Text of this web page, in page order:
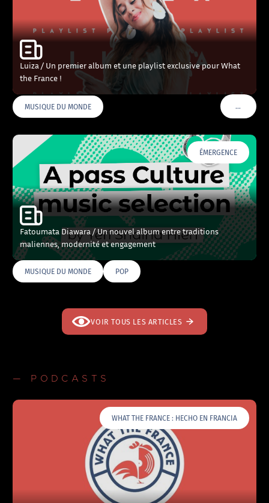
Luiza / Un premier album et une playlist exclusive pour What
the France !
MUSIQUE DU MONDE …VOIR
ÉMERGENCE
Fatoumata Diawara / Un nouvel album entre traditions
maliennes, modernité et engagement
MUSIQUE DU MONDE POP
VOIR TOUS LES ARTICLES
— PODCASTS
WHAT THE FRANCE : HECHO EN FRANCIA